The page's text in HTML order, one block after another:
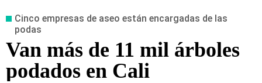
Cinco empresas de aseo están encargadas de las
podas
Van más de 11 mil árboles
podados en Cali